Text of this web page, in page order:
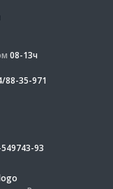
08-13ч
88-35-971
93